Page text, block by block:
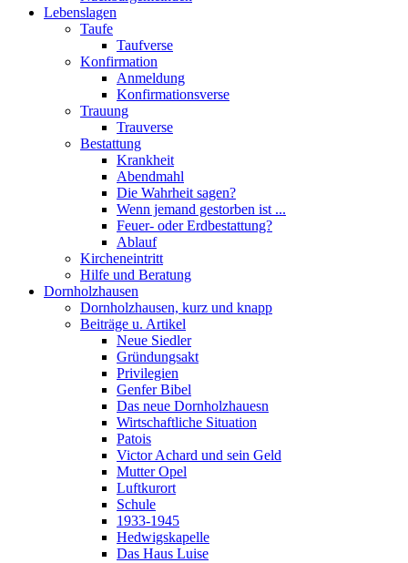
Lebenslagen
Taufe
Taufverse
Konfirmation
Anmeldung
Konfirmationsverse
Trauung
Trauverse
Bestattung
Krankheit
Abendmahl
Die Wahrheit sagen?
Wenn jemand gestorben ist ...
Feuer- oder Erdbestattung?
Ablauf
Kircheneintritt
Hilfe und Beratung
Dornholzhausen
Dornholzhausen, kurz und knapp
Beiträge u. Artikel
Neue Siedler
Gründungsakt
Privilegien
Genfer Bibel
Das neue Dornholzhauesn
Wirtschaftliche Situation
Patois
Victor Achard und sein Geld
Mutter Opel
Luftkurort
Schule
1933-1945
Hedwigskapelle
Das Haus Luise